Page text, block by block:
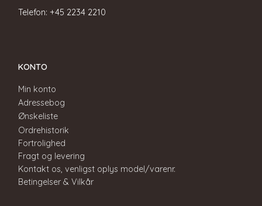
Telefon: +45 2234 2210
KONTO
Min konto
Adressebog
Ønskeliste
Ordrehistorik
Fortrolighed
Fragt og levering
Kontakt os, venligst oplys model/varenr.
Betingelser & Vilkår